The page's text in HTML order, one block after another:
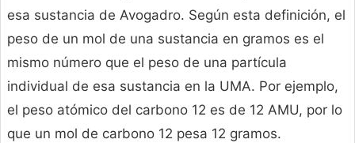
esa sustancia de Avogadro. Según esta definición, el
peso de un mol de una sustancia en gramos es el
mismo número que el peso de una partícula
individual de esa sustancia en la UMA. Por ejemplo,
el peso atómico del carbono 12 es de 12 AMU, por lo
que un mol de carbono 12 pesa 12 gramos.